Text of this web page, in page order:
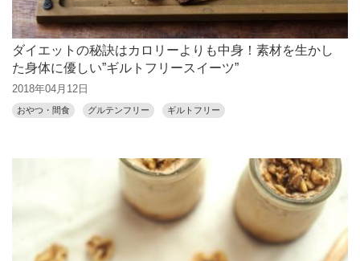
ダイエットの秘訣はカロリーよりも中身！素材を生かし
た身体に優しい”ギルトフリースイーツ”
2018年04月12日
おやつ・間食 グルテンフリー ギルトフリー